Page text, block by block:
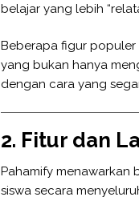
belajar yang lebih
Beberapa figur populer
yang bukan hanya
dengan cara yang
2. Fitur dan
Pahamify
siswa secara